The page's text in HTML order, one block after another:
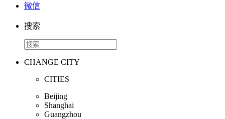
微信
搜索
CHANGE CITY
CITIES
Beijing
Shanghai
Guangzhou